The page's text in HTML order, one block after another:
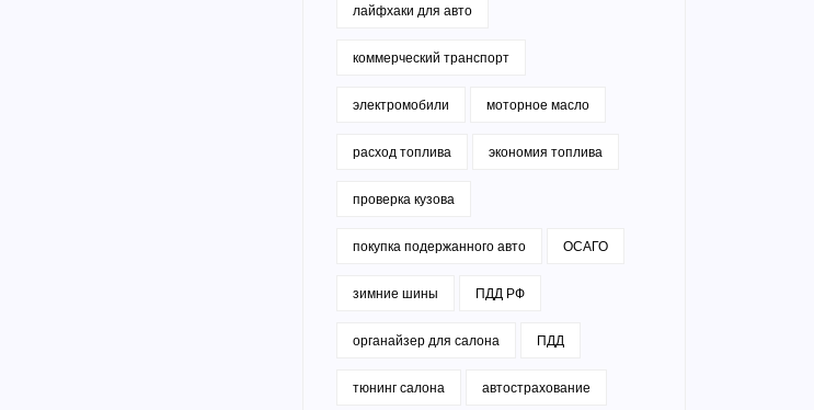
лайфхаки для авто
коммерческий транспорт
электромобили моторное масло
расход топлива экономия топлива
проверка кузова
покупка подержанного авто ОСАГО
зимние шины ПДД РФ
органайзер для салона ПДД
тюнинг салона автострахование